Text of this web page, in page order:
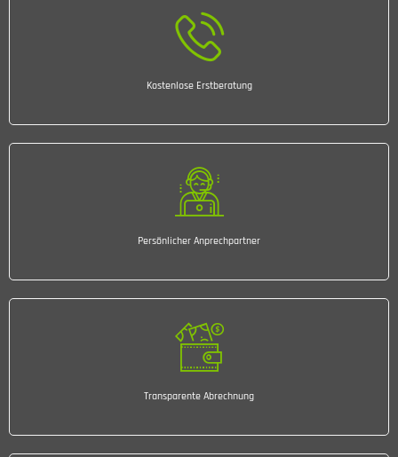
Kostenlose Erstberatung
Persönlicher Anprechpartner
Transparente Abrechnung